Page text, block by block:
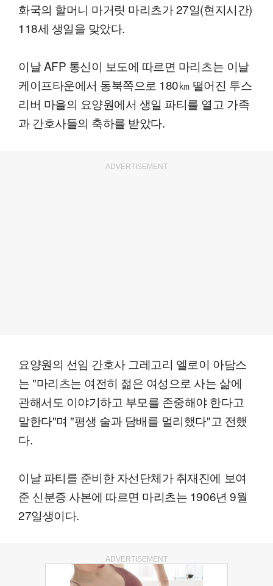
화국의 할머니 마거릿 마리츠가 27일(현지시간)
118세 생일을 맞았다.
이날 AFP 통신이 보도에 따르면 마리츠는 이날
케이프타운에서 동북쪽으로 180㎞ 떨어진 투스
리버 마을의 요양원에서 생일 파티를 열고 가족
과 간호사들의 축하를 받았다.
ADVERTISEMENT
요양원의 선임 간호사 그레고리 엘로이 아담스
는 "마리츠는 여전히 젊은 여성으로 사는 삶에
관해서도 이야기하고 부모를 존중해야 한다고
말한다"며 "평생 술과 담배를 멀리했다"고 전했
다.
이날 파티를 준비한 자선단체가 취재진에 보여
준 신분증 사본에 따르면 마리츠는 1906년 9월
27일생이다.
ADVERTISEMENT